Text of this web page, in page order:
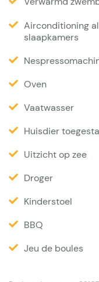
fraaie jeu de
buurt. De afstand
kilometer. Daar is
(houtskool)BBQ
Interieur
De villa heeft
google chrome
keuken en
magnetron,
een filter
Airconditioning
slaapkamers
Oven
Vaatwasser
Huisdier
Uitzicht op zee
Droger
Kinderstoel
BBQ
Jeu de boules